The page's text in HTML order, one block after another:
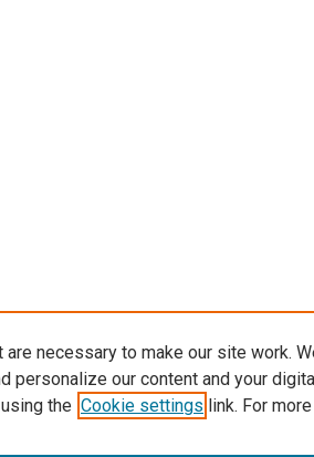
are necessary to make our site work.
personalize our content and your
the Cookie settings link. For